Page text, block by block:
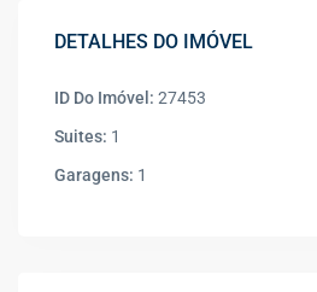
DETALHES DO IMÓVEL
ID Do Imóvel: 27453
Suites: 1
Garagens: 1